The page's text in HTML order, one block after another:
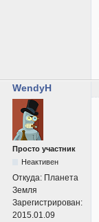
WendyH
Просто участник
Неактивен
Откуда: Планета
Земля
Зарегистрирован:
2015.01.09